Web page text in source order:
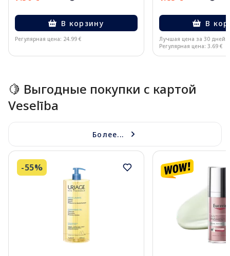
В корзину
Регулярная цена: 24.99 €
В
Лучшая цена за 30 дней:
Регулярная цена: 3.69 €
🍋 Выгодные покупки с картой
Veselība
Более...
-55%